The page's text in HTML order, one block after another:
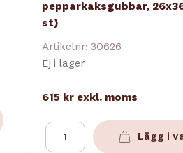
pepparkaksgubbar,
st)
Artikelnr: 30626
Ej i lager
615 kr exkl. moms
Lägg i